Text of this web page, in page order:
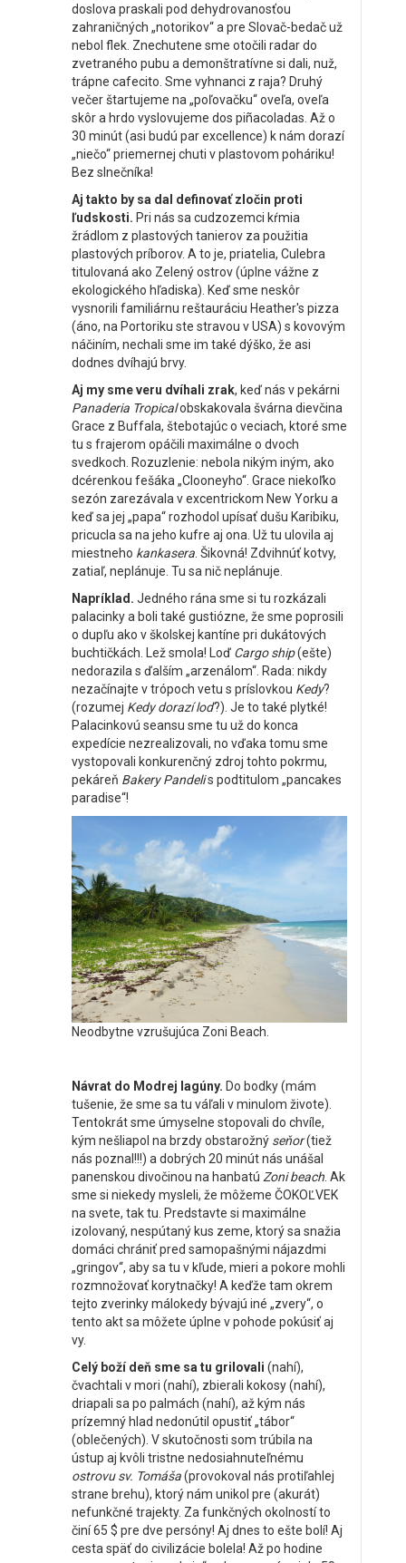
doslova praskali pod dehydrovanosťou
zahraničných „notorikov“ a pre Slovač-bedač už
nebol flek. Znechutene sme otočili radar do
zvetraného pubu a demonštratívne si dali, nuž,
trápne cafecito. Sme vyhnanci z raja? Druhý
večer štartujeme na „poľovačku“ oveľa, oveľa
skôr a hrdo vyslovujeme dos piñacoladas. Až o
30 minút (asi budú par excellence) k nám dorazí
„niečo“ priemernej chuti v plastovom poháriku!
Bez slnečníka!
Aj takto by sa dal definovať zločin proti
ľudskosti. Pri nás sa cudzozemci kŕmia
žrádlom z plastových tanierov za použitia
plastových príborov. A to je, priatelia, Culebra
titulovaná ako Zelený ostrov (úplne vážne z
ekologického hľadiska). Keď sme neskôr
vysnorili familiárnu reštauráciu Heather's pizza
(áno, na Portoriku ste stravou v USA) s kovovým
náčiním, nechali sme im také dýško, že asi
dodnes dvíhajú brvy.
Aj my sme veru dvíhali zrak, keď nás v pekárni
Panaderia Tropicalobskakovala švárna dievčina
Grace z Buffala, štebotajúc o veciach, ktoré sme
tu s frajerom opáčili maximálne o dvoch
svedkoch. Rozuzlenie: nebola nikým iným, ako
dcérenkou fešáka „Clooneyho“. Grace niekoľko
sezón zarezávala v excentrickom New Yorku a
keď sa jej „papa“ rozhodol upísať dušu Karibiku,
pricucla sa na jeho kufre aj ona. Už tu ulovila aj
miestneho kankasera. Šikovná! Zdvihnúť kotvy,
zatiaľ, neplánuje. Tu sa nič neplánuje.
Napríklad. Jedného rána sme si tu rozkázali
palacinky a boli také gustiózne, že sme poprosili
o dupľu ako v školskej kantíne pri dukátových
buchtičkách. Lež smola! Loď Cargo ship(ešte)
nedorazila s ďalším „arzenálom“. Rada: nikdy
nezačínajte v trópoch vetu s príslovkou Kedy?
(rozumej Kedy dorazí loď?). Je to také plytké!
Palacinkovú seansu sme tu už do konca
expedície nezrealizovali, no vďaka tomu sme
vystopovali konkurenčný zdroj tohto pokrmu,
pekáreň Bakery Pandelis podtitulom „pancakes
paradise“!
Neodbytne vzrušujúca Zoni Beach.
Návrat do Modrej lagúny. Do bodky (mám
tušenie, že sme sa tu váľali v minulom živote).
Tentokrát sme úmyselne stopovali do chvíle,
kým nešliapol na brzdy obstarožný seňor(tiež
nás poznal!!!) a dobrých 20 minút nás unášal
panenskou divočinou na hanbatú Zoni beach. Ak
sme si niekedy mysleli, že môžeme ČOKOĽVEK
na svete, tak tu. Predstavte si maximálne
izolovaný, nespútaný kus zeme, ktorý sa snažia
domáci chrániť pred samopašnými nájazdmi
„gringov“, aby sa tu v kľude, mieri a pokore mohli
rozmnožovať korytnačky! A keďže tam okrem
tejto zverinky málokedy bývajú iné „zvery“, o
tento akt sa môžete úplne v pohode pokúsiť aj
vy.
Celý boží deň sme sa tu grilovali (nahí),
čvachtali v mori (nahí), zbierali kokosy (nahí),
driapali sa po palmách (nahí), až kým nás
prízemný hlad nedonútil opustiť „tábor“
(oblečených). V skutočnosti som trúbila na
ústup aj kvôli tristne nedosiahnuteľnému
ostrovu sv. Tomáša(provokoval nás protiľahlej
strane brehu), ktorý nám unikol pre (akurát)
nefunkčné trajekty. Za funkčných okolností to
činí 65 $ pre dve persóny! Aj dnes to ešte bolí! Aj
cesta späť do civilizácie bolela! Až po hodine